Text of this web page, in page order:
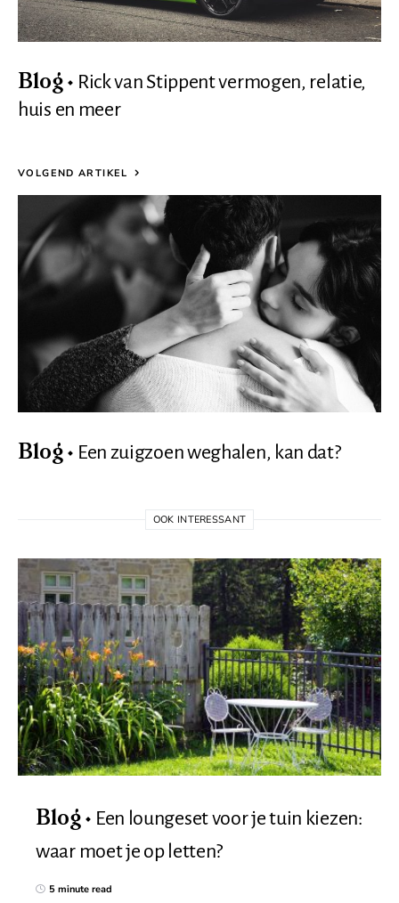
Blog
Rick van Stippent vermogen, relatie,
huis en meer
VOLGEND ARTIKEL
Blog Een zuigzoen weghalen, kan dat?
OOK INTERESSANT
Blog
Een loungeset voor je tuin kiezen:
waar moet je op letten?
5 minute read